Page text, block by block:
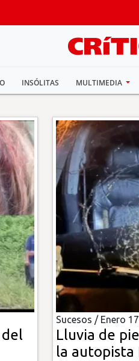
INSÓLITAS MULTIMEDIA
Sucesos / Enero
Lluvia de
la autopista